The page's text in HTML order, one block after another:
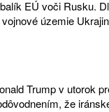
EÚ voči Rusku.
územie
Trump v utorok
že